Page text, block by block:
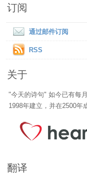
订阅
通过邮件订阅
RSS
关于
"今天的诗句" 如今已有每
1998年建立，并在2500年
翻译